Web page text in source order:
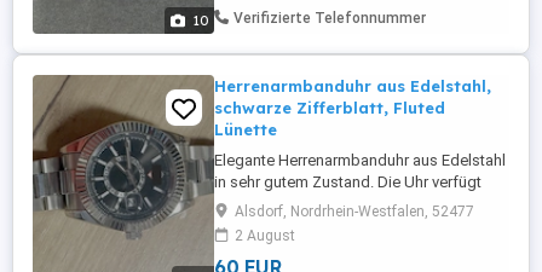
10
sind abgezogen - Instrument wurde sehr
Verifizierte Telefonnummer
Herrenarmbanduhr aus Edelstahl,
schwarze Zifferblatt, Fluted
Lünette
Elegante Herrenarmbanduhr aus Edelstahl
in sehr gutem Zustand. Die Uhr verfügt
über ein Edelstahlarmband mit polierten
und gebürsteten Gliedern sowie eine
markante geriffelte Lünette, die ihr einen
Alsdorf, Nordrhein-Westfalen, 52477
2 August
60 EUR